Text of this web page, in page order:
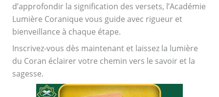
d’approfondir la signification des versets, l’Académie
Lumière Coranique vous guide avec rigueur et
bienveillance à chaque étape.
Inscrivez-vous dès maintenant et laissez la lumière
du Coran éclairer votre chemin vers le savoir et la
sagesse.